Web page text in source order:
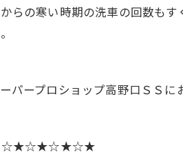
らの寒い時期の洗車の回数も
パープロショップ高野口ＳＳに